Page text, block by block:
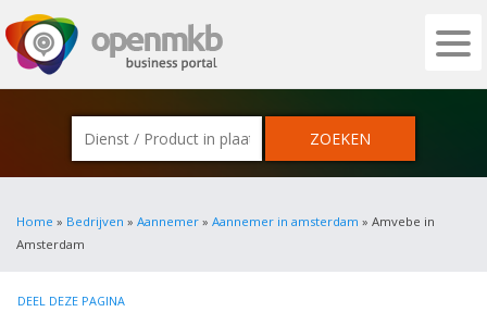
OPENMKB - DE ZAKELIJKE PORTAL
Home » Bedrijven » Aannemer » Aannemer in amsterdam » Amvebe in
Amsterdam
DEEL DEZE PAGINA